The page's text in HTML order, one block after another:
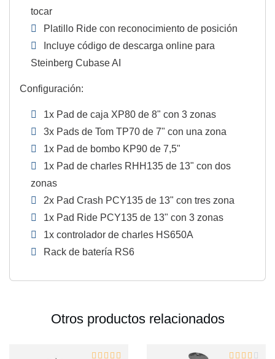
tocar
Platillo Ride con reconocimiento de posición
Incluye código de descarga online para
Steinberg Cubase AI
Configuración:
1x Pad de caja XP80 de 8" con 3 zonas
3x Pads de Tom TP70 de 7" con una zona
1x Pad de bombo KP90 de 7,5"
1x Pad de charles RHH135 de 13" con dos
zonas
2x Pad Crash PCY135 de 13" con tres zona
1x Pad Ride PCY135 de 13" con 3 zonas
1x controlador de charles HS650A
Rack de batería RS6
Otros productos relacionados